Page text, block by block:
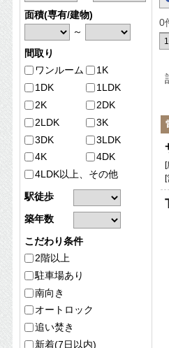
0
面積(専有/建物)
～
間取り
ワンルーム
1K
1DK
1LDK
2K
2DK
2LDK
3K
3DK
3LDK
4K
4DK
4LDK以上、その他
駅徒歩
築年数
こだわり条件
2階以上
駐車場あり
南向き
オートロック
追い焚き
新着(7日以内)